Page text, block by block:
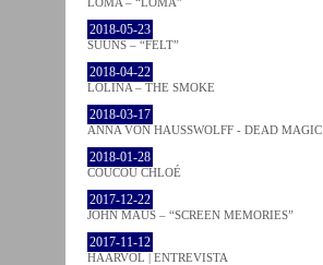
2018-05-23
SUUNS – “FELT”
2018-04-22
LOLINA – THE SMOKE
2018-03-17
ANNA VON HAUSSWOLFF - DEAD MAGIC
2018-01-28
COUCOU CHLOÉ
2017-12-22
JOHN MAUS – “SCREEN MEMORIES”
2017-11-12
HAARVÖL | ENTREVISTA